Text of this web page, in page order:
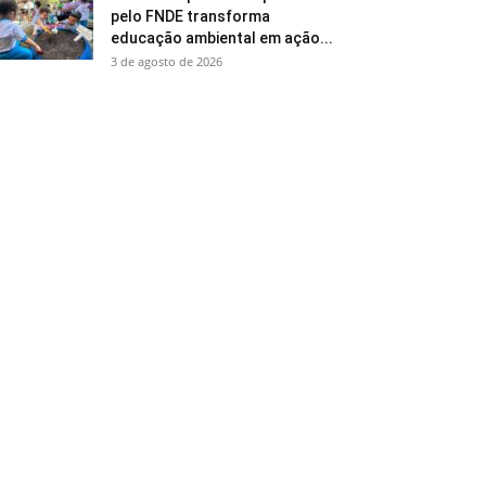
pelo FNDE transforma
educação ambiental em ação...
3 de agosto de 2026